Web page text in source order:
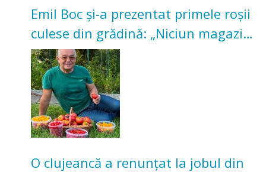
Emil Boc și-a prezentat primele roșii
culese din grădină: „Niciun magazin
nu poate oferi această satisfacție”
O clujeancă a renunțat la jobul din